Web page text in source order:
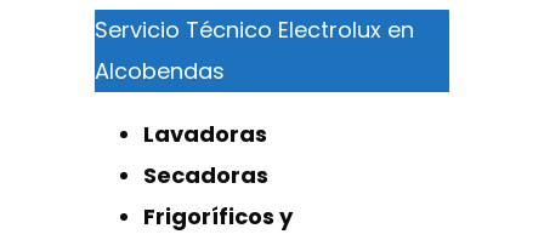
Servicio Técnico Electrolux en
Alcobendas
Lavadoras
Secadoras
Frigoríficos y